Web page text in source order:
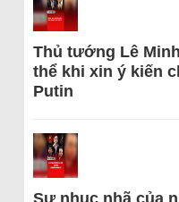
Thủ tướng Lê
thể khi xin ý kiến
Putin
Sự nhục nhã của